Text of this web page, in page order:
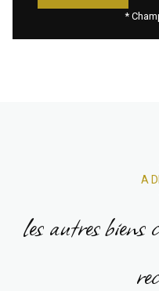
*
A
les autres